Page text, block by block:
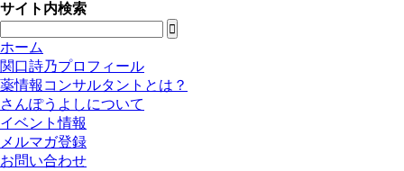
サイト内検索

ホーム
関口詩乃プロフィール
薬情報コンサルタントとは？
さんぽうよしについて
イベント情報
メルマガ登録
お問い合わせ